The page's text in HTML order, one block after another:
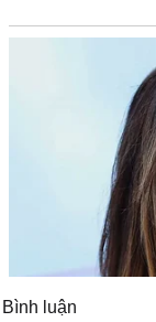
Bình luận